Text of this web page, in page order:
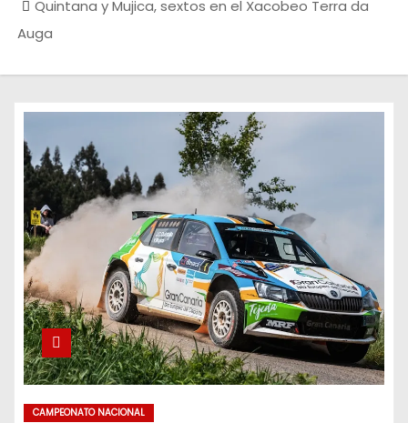
Quintana y Mujica, sextos en el Xacobeo Terra da
Auga
CAMPEONATO NACIONAL